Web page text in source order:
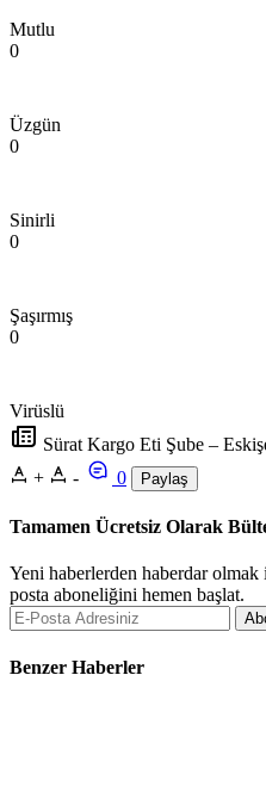
Mutlu
0
Üzgün
0
Sinirli
0
Şaşırmış
0
Virüslü
Sürat Kargo Eti Şube –
+
- 0 Paylaş
Tamamen Ücretsiz Olarak
Yeni haberlerden haberdar olmak
posta aboneliğini hemen başlat.
Benzer Haberler